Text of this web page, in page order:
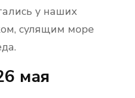
у наших
сулящим море
мая